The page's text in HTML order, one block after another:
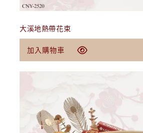
大溪地熱帶花束
定
價
$39.00 USD
加入購物車